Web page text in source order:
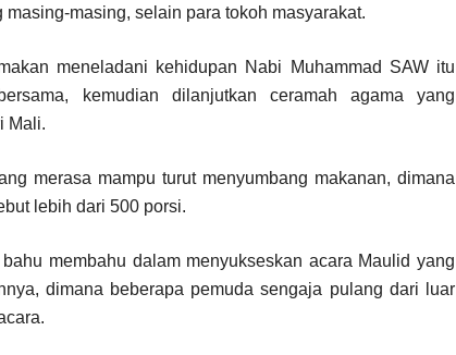
masing, selain para tokoh masyarakat.
meneladani kehidupan Nabi Muhammad SAW itu
kemudian dilanjutkan ceramah agama yang
Mali.
merasa mampu turut menyumbang makanan, dimana
lebih dari 500 porsi.
membahu dalam menyukseskan acara Maulid yang
dimana beberapa pemuda sengaja pulang dari luar